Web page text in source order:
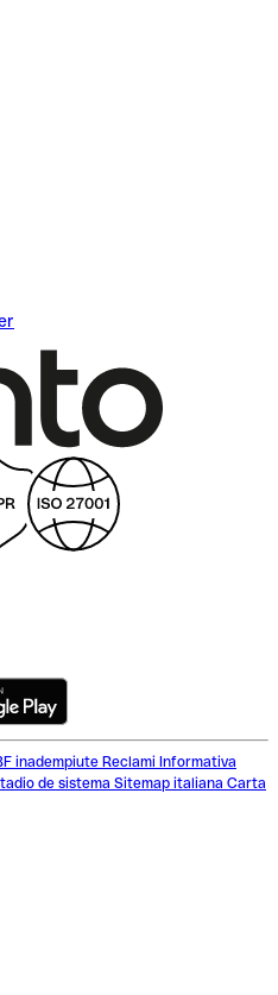
inadempiute Reclami Informativa
de sistema Sitemap italiana Carta